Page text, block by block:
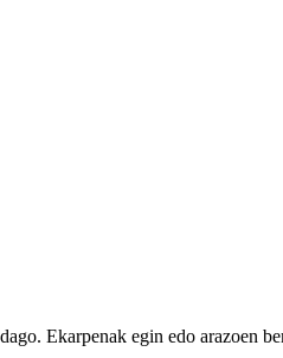
Ekarpenak egin edo arazoen